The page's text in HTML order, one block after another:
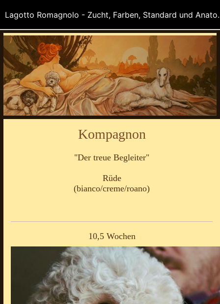
Kompagnon
"Der treue Begleiter"
Rüde
(bianco/creme/roano)
10,5 Wochen
Lagotto